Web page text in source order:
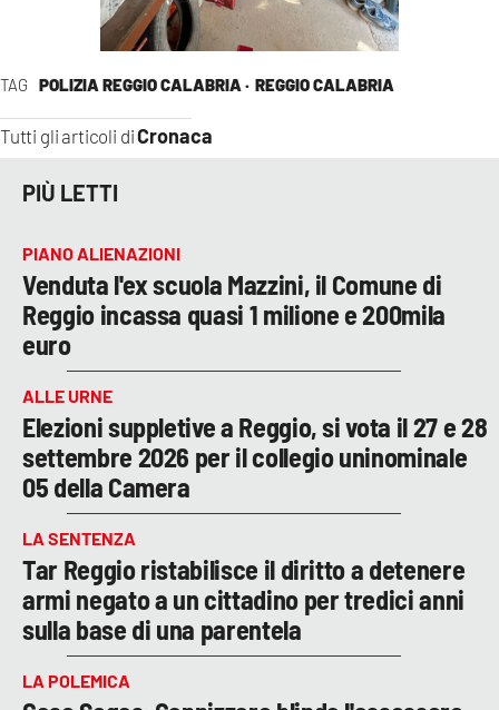
TAG POLIZIA REGGIO CALABRIA · REGGIO CALABRIA
Tutti gli articoli diCronaca
PIÙ LETTI
PIANO ALIENAZIONI
Venduta l'ex scuola Mazzini, il Comune di
Reggio incassa quasi 1 milione e 200mila
euro
ALLE URNE
Elezioni suppletive a Reggio, si vota il 27 e 28
settembre 2026 per il collegio uninominale
05 della Camera
LA SENTENZA
Tar Reggio ristabilisce il diritto a detenere
armi negato a un cittadino per tredici anni
sulla base di una parentela
LA POLEMICA